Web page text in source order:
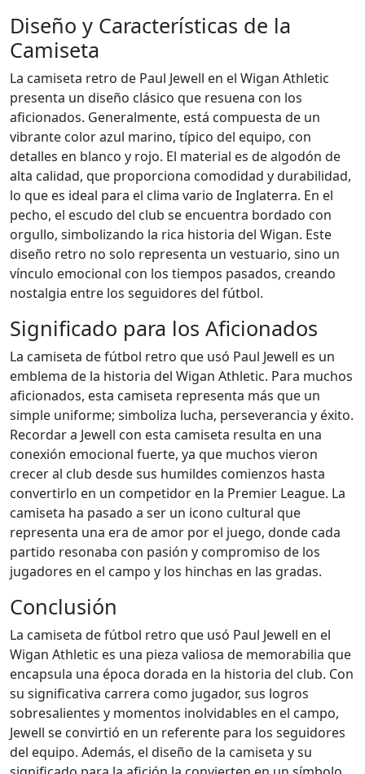
Diseño y Características de la
Camiseta
La camiseta retro de Paul Jewell en el Wigan Athletic
presenta un diseño clásico que resuena con los
aficionados. Generalmente, está compuesta de un
vibrante color azul marino, típico del equipo, con
detalles en blanco y rojo. El material es de algodón de
alta calidad, que proporciona comodidad y durabilidad,
lo que es ideal para el clima vario de Inglaterra. En el
pecho, el escudo del club se encuentra bordado con
orgullo, simbolizando la rica historia del Wigan. Este
diseño retro no solo representa un vestuario, sino un
vínculo emocional con los tiempos pasados, creando
nostalgia entre los seguidores del fútbol.
Significado para los Aficionados
La camiseta de fútbol retro que usó Paul Jewell es un
emblema de la historia del Wigan Athletic. Para muchos
aficionados, esta camiseta representa más que un
simple uniforme; simboliza lucha, perseverancia y éxito.
Recordar a Jewell con esta camiseta resulta en una
conexión emocional fuerte, ya que muchos vieron
crecer al club desde sus humildes comienzos hasta
convertirlo en un competidor en la Premier League. La
camiseta ha pasado a ser un icono cultural que
representa una era de amor por el juego, donde cada
partido resonaba con pasión y compromiso de los
jugadores en el campo y los hinchas en las gradas.
Conclusión
La camiseta de fútbol retro que usó Paul Jewell en el
Wigan Athletic es una pieza valiosa de memorabilia que
encapsula una época dorada en la historia del club. Con
su significativa carrera como jugador, sus logros
sobresalientes y momentos inolvidables en el campo,
Jewell se convirtió en un referente para los seguidores
del equipo. Además, el diseño de la camiseta y su